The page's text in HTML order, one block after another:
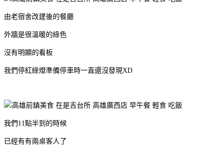
由老宿舍改建後的餐廳
外牆是很溫暖的綠色
沒有明顯的看板
我們停紅綠燈準備停車時一直還沒發現XD
我們11點半到的時候
已經有有兩桌客人了